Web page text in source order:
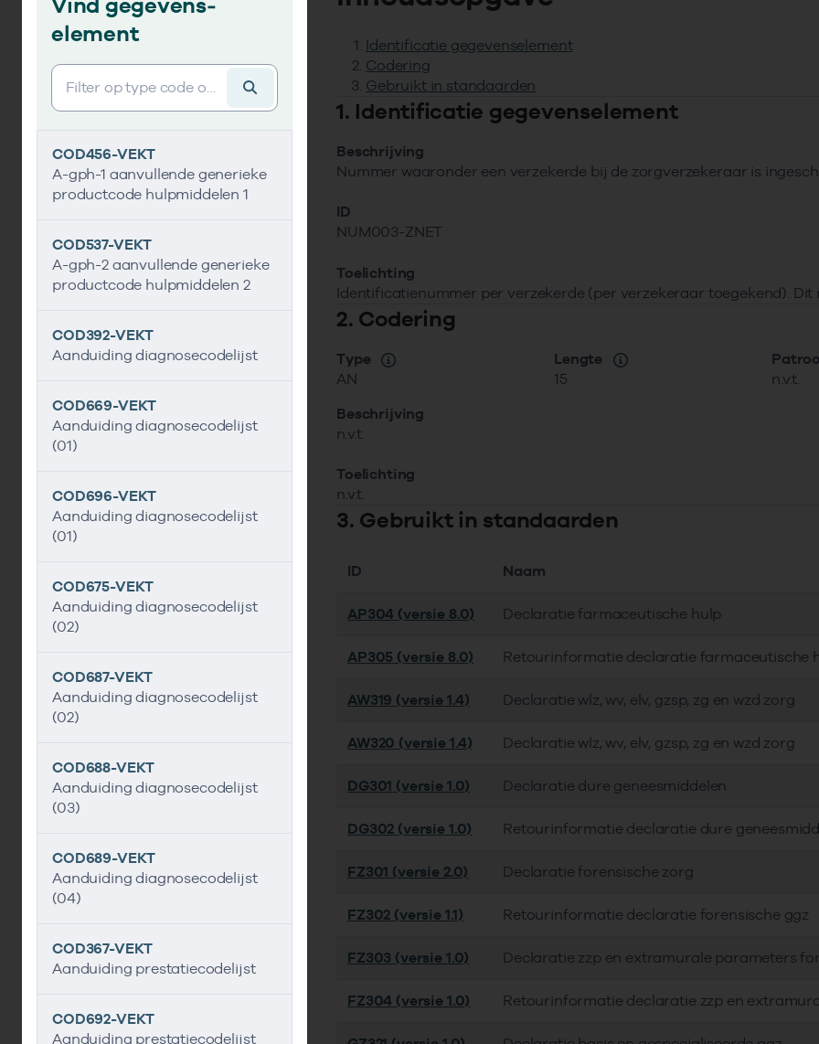
element
Vind gegevens&shy;element
COD456-VEKT
A-gph-1 aanvullende generieke
productcode hulpmiddelen 1
COD537-VEKT
A-gph-2 aanvullende generieke
productcode hulpmiddelen 2
COD392-VEKT
Aanduiding diagnosecodelijst
COD669-VEKT
Aanduiding diagnosecodelijst
(01)
COD696-VEKT
Aanduiding diagnosecodelijst
(01)
COD675-VEKT
Aanduiding diagnosecodelijst
(02)
COD687-VEKT
Aanduiding diagnosecodelijst
(02)
COD688-VEKT
Aanduiding diagnosecodelijst
(03)
COD689-VEKT
Aanduiding diagnosecodelijst
(04)
COD367-VEKT
Aanduiding prestatiecodelijst
COD692-VEKT
Aanduiding prestatiecodelijst
Identificatie gegevenselement
Codering
Gebruikt in standaarden
1. Identificatie gegevenselement
Beschrijving
Nummer waaronder een verzekerde bij de zorgverzekeraar is
ID
NUM003-ZNET
Toelichting
Identificatienummer per verzekerde (per verzekeraar toegekend).
2. Codering
Type
AN
Lengte
15
n.v.t.
Beschrijving
n.v.t.
Toelichting
n.v.t.
3. Gebruikt in standaarden
ID Naam
AP304 (versie 8.0) Declaratie farmaceutische hulp
AP305 (versie 8.0) Retourinformatie declaratie farmaceutische
AW319 (versie 1.4) Declaratie wlz, wv, elv, gzsp, zg en wzd zorg
AW320 (versie 1.4) Declaratie wlz, wv, elv, gzsp, zg en wzd zorg
DG301 (versie 1.0) Declaratie dure geneesmiddelen
DG302 (versie 1.0) Retourinformatie declaratie dure
FZ301 (versie 2.0) Declaratie forensische zorg
FZ302 (versie 1.1) Retourinformatie declaratie forensische ggz
FZ303 (versie 1.0) Declaratie zzp en extramurale parameters
FZ304 (versie 1.0) Retourinformatie declaratie zzp en